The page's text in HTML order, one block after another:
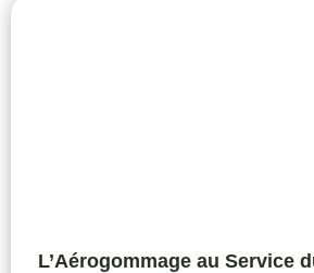
L’Aérogommage au Service